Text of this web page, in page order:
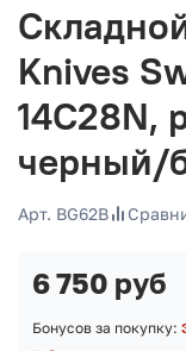
Knives
14C28N,
черный/
Арт. BG62B
6 750 руб
Бонусов за покупку: